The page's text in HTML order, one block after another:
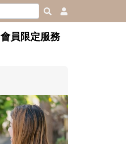
會員限定服務
那個男人│讀